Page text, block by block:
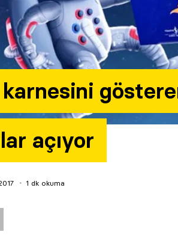
karnesini
açıyor
1 dk okuma